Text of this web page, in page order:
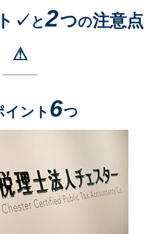
✓ と2つの注意点
⚠
イント 6つ